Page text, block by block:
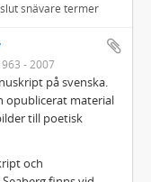
snävare termer
- 2007
på svenska.
opublicerat material
till poetisk
och